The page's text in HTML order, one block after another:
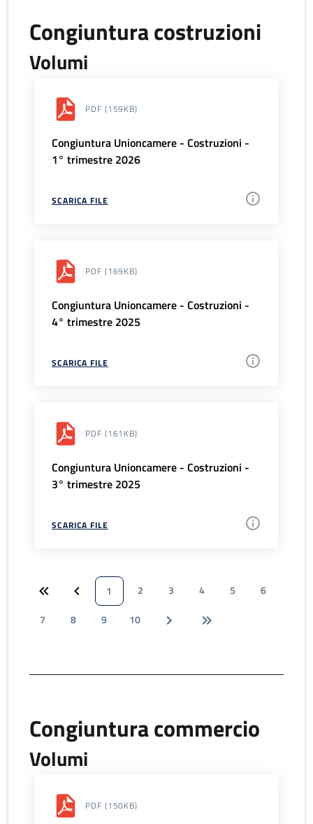
Congiuntura costruzioni
Volumi
PDF (159KB)
Congiuntura Unioncamere - Costruzioni -
1° trimestre 2026
SCARICA FILE
PDF (169KB)
Congiuntura Unioncamere - Costruzioni -
4° trimestre 2025
SCARICA FILE
PDF (161KB)
Congiuntura Unioncamere - Costruzioni -
3° trimestre 2025
SCARICA FILE
1 2 3 4 5
6
7
8 9 10
Congiuntura commercio
Volumi
PDF (150KB)